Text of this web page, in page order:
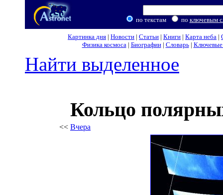
по текстам по ключевым
Картинка дня | Новости | Статьи | Книги | Карта неба |
Физика космоса| Биографии| Словарь| Ключевые
Найти выделенное
Кольцо
<< Вчера